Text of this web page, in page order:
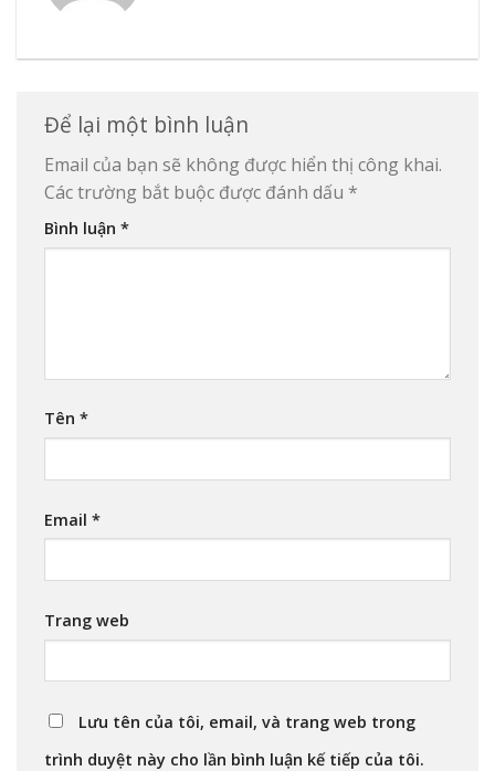
Để lại một bình luận
Email của bạn sẽ không được hiển thị công khai.
Các trường bắt buộc được đánh dấu *
Bình luận *
Tên *
Email *
Trang web
Lưu tên của tôi, email, và trang web trong
trình duyệt này cho lần bình luận kế tiếp của tôi.